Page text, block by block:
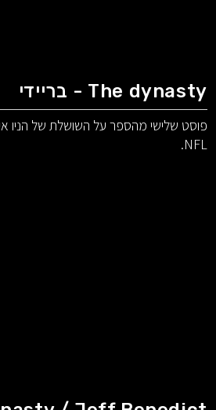
The dynasty - בריידי
פוסט שלישי מהספר על השושלת של הניו
NFL.